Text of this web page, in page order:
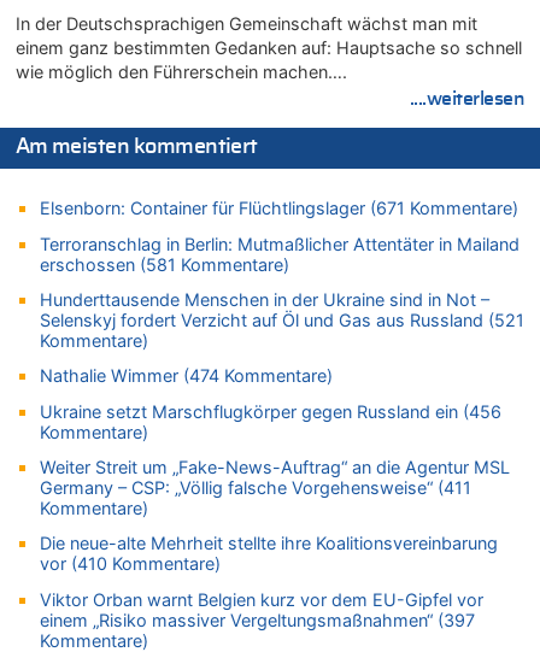
Wasserstand des Rheins in NRW so niedrig wie noch nie
06.08.2026 - 10:34 von Ostbelgien Direkt zu
Tessa Wullaert knackt die 100-Tore-Marke für die Red Flames
Zweite Hitzewelle in diesem Sommer ist jetzt amtlich
Wasserstand des Rheins in NRW so niedrig wie noch nie
06.08.2026 - 10:17 von Richtig zu
Wasserstand des Rheins in NRW so niedrig wie noch nie
06.08.2026 - 10:16 von Dax zu
Wasserstand des Rheins in NRW so niedrig wie noch nie
06.08.2026 - 10:09 von Dax zu
Zweite Hitzewelle in diesem Sommer ist jetzt amtlich
06.08.2026 - 10:02 von Soso zu
Aachen ab 11. August wieder Mekka des Pferdesports –
Belgien setzt bei Reit-WM auf starke Springreiter
06.08.2026 - 09:22 von Zuhörer zu
Wasserstand des Rheins in NRW so niedrig wie noch nie
06.08.2026 - 09:13 von 5/11 zu
Wasserstand des Rheins in NRW so niedrig wie noch nie
06.08.2026 - 09:05 von 5/11 zu
Mehrere Menschen in Londons City niedergestochen
In der Deutschsprachigen Gemeinschaft wächst man mit
einem ganz bestimmten Gedanken auf: Hauptsache so schnell
wie möglich den Führerschein machen….
....weiterlesen
Am meisten kommentiert
Elsenborn: Container für Flüchtlingslager (671 Kommentare)
Terroranschlag in Berlin: Mutmaßlicher Attentäter in Mailand
erschossen (581 Kommentare)
Hunderttausende Menschen in der Ukraine sind in Not –
Selenskyj fordert Verzicht auf Öl und Gas aus Russland (521
Kommentare)
Nathalie Wimmer (474 Kommentare)
Ukraine setzt Marschflugkörper gegen Russland ein (456
Kommentare)
Weiter Streit um „Fake-News-Auftrag“ an die Agentur MSL
Germany – CSP: „Völlig falsche Vorgehensweise“ (411
Kommentare)
Die neue-alte Mehrheit stellte ihre Koalitionsvereinbarung
vor (410 Kommentare)
Viktor Orban warnt Belgien kurz vor dem EU-Gipfel vor
einem „Risiko massiver Vergeltungsmaßnahmen“ (397
Kommentare)